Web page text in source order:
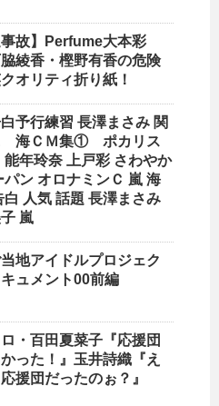
事故】Perfume大本彩
綾香・樫野有香の危険
オリティ折り紙！
予行練習 長澤まさみ 関
海ＣＭ集① ポカリス
能年玲奈 上戸彩 さわやか
パン オロナミンＣ 嵐 海
白 人気 話題 長澤まさみ
嵐
地アイドルプロジェク
キュメント00前編
・百田夏菜子『応援団
った！』玉井詩織『え
援団だったのぉ？』